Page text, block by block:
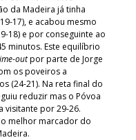
da Madeira já tinha
17), e acabou mesmo
18) e por conseguinte ao
minutos. Este equilíbrio
outpor parte de Jorge
os poveiros a
(24-21). Na reta final do
reduzir mas o Póvoa
visitante por 29-26.
melhor marcador do